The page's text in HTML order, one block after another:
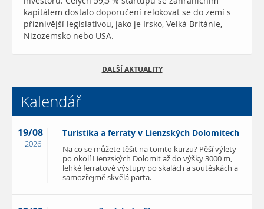
kapitálem dostalo doporučení relokovat se do zemí s
příznivější legislativou, jako je Irsko, Velká Británie,
Nizozemsko nebo USA.
DALŠÍ AKTUALITY
Kalendář
19/08
2026
Turistika a ferraty v Lienzských Dolomitech
Na co se můžete těšit na tomto kurzu? Pěší výlety
po okolí Lienzských Dolomit až do výšky 3000 m,
lehké ferratové výstupy po skalách a soutěskách a
samozřejmě skvělá parta.